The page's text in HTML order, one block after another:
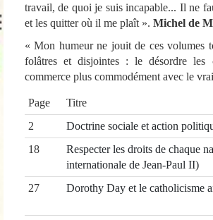
travail, de quoi je suis incapable... Il ne
et les quitter où il me plaît ». Michel de
« Mon humeur ne jouit de ces volumes
folâtres et disjointes : le désordre les
commerce plus commodément avec le
Page Titre
2
Doctrine sociale et action
18
Respecter les droits de chaque
internationale de Jean-Paul II)
27
Dorothy Day et le catholicisme